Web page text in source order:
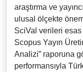
araştırma ve
ulusal ölçekte
SciVal verileri esas
Scopus Yayın
Analizi” raporuna
performansıyla